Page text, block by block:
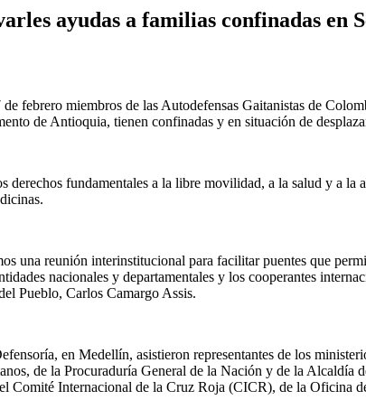
ayudas a familias confinadas en
de febrero miembros de las Autodefensas Gaitanistas de
de Antioquia, tienen confinadas y en situación de
fundamentales a la libre movilidad, a la salud y a la
una reunión interinstitucional para facilitar puentes que
nacionales y departamentales y los cooperantes
Pueblo, Carlos Camargo Assis.
en Medellín, asistieron representantes de los
de la Procuraduría General de la Nación y de la
Internacional de la Cruz Roja (CICR), de la Oficina